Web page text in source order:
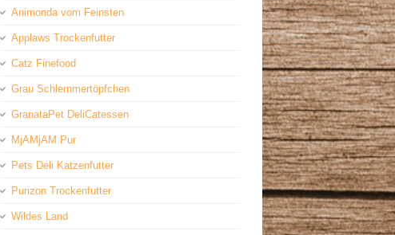
Animonda vom Feinsten
Applaws Trockenfutter
Catz Finefood
Grau Schlemmertöpfchen
GranataPet DeliCatessen
MjAMjAM Pur
Pets Deli Katzenfutter
Purizon Trockenfutter
Wildes Land